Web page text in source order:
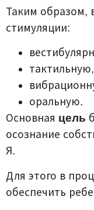
Таким образом,
стимуляции:
тактильную,
оральную.
Основная цель
осознание
Я.
Для этого в
обеспечить